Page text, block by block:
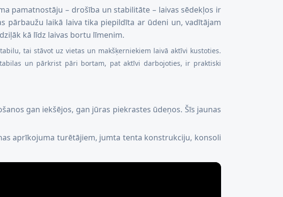
pamatnostāju – drošība un stabilitāte – laivas sēdekļos ir
pārbaužu laikā laiva tika piepildīta ar ūdeni un, vadītājam
kā līdz laivas bortu līmenim.
tai stāvot uz vietas un makšķerniekiem laivā aktīvi kustoties.
un pārkrist pāri bortam, pat aktīvi darbojoties, ir praktiski
gan iekšējos, gan jūras piekrastes ūdeņos. Šīs jaunas
aprīkojuma turētājiem, jumta tenta konstrukciju, konsoli